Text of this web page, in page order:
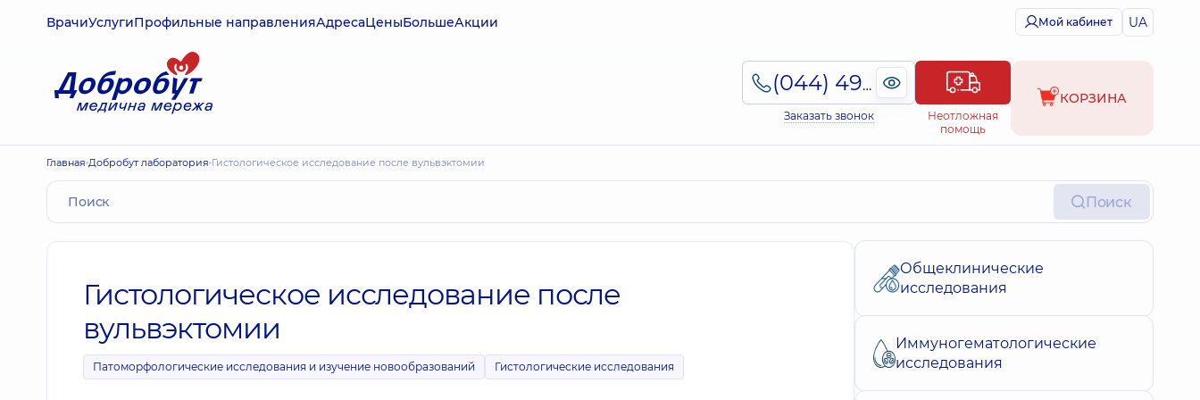
ВрачиУслугиПрофильные направленияАдресаЦеныБольшеАкции Мой кабинет UA
(044) 495-2-888
Заказать звонок
Неотложная
помощь
КОРЗИНА
Главная Добробут лаборатория Гистологическое исследование после вульвэктомии
Поиск
Гистологическое исследование после
вульвэктомии
Патоморфологические исследования и изучение новообразований Гистологические исследования
Общеклинические
исследования
Иммуногематологические
исследования